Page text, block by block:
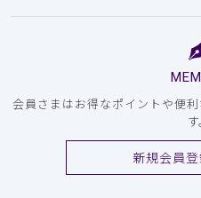
会員さまはお得なポイントや便
す
新規会員